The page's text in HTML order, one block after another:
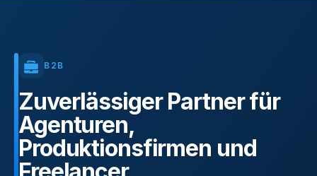
B2B
Zuverlässiger Partnerfür
Agenturen,
Produktionsfirmen und